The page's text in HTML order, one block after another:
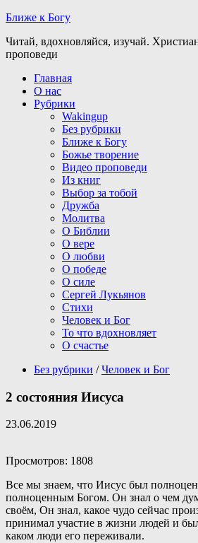
Ближе к Богу
Читай, вдохновляйся, изучай.
проповеди
Главная
О нас
Рубрики
Wakingup
Без рубрики
Ближе к Богу
Божье творение
Видео проповеди
Из книг
Выбор за тобой
Дружба
Молитва
О Библии
О вере
О любви
О победе
О силе
Сергей Лукьянов
Стихи
Человек и Бог
То что вдохновляет
О счастье
Без рубрики / Человек и Бог
2 состояния Иисуса
23.06.2019
Просмотров: 1808
Все мы знаем, что Иисус был
полноценным Богом. Он знал о чем
своём, Он знал, какое чудо сейчас
принимал участие в жизни людей и
каком люди его переживали.